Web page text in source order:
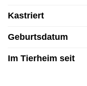
Kastriert
Geburtsdatum
Im Tierheim seit